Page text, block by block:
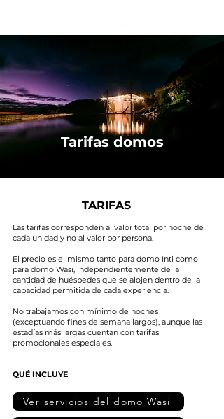
Tarifas domos
TARIFAS
Las tarifas corresponden al valor total por noche de
cada unidad y no al valor por persona.
El precio es el mismo tanto para domo Inti como
para domo Wasi, independientemente de la
cantidad de huéspedes que se alojen dentro de la
capacidad permitida de cada experiencia.
No trabajamos con mínimo de noches
(exceptuando fines de semana largos), aunque las
estadías más largas cuentan con tarifas
promocionales especiales.
QUÉ INCLUYE
Ver servicios del domo Wasi